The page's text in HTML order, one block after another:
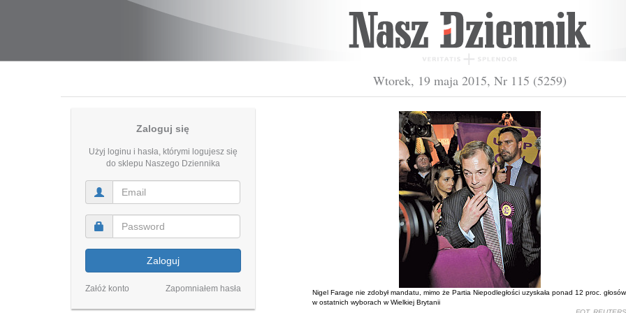
Wtorek, 19 maja 2015, Nr 115 (5259)
Zaloguj się
Użyj loginu i hasła, którymi logujesz się
do sklepu Naszego Dziennika
Zaloguj
Załóż konto Zapomniałem hasła
Nigel Farage nie zdobył mandatu, mimo że Partia Niepodległości uzyskała ponad 12 proc. głosów
w ostatnich wyborach w Wielkiej Brytanii